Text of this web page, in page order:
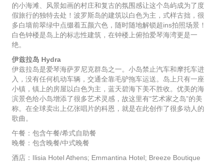
的小海滩、风景如画的村庄和复古的氛围感让这个岛屿成为了度
假旅行的独特去处！波罗斯岛的建筑以白色为主，式样古拙，很
多白墙前翠绿中点缀着五颜六色，随时随地解锁超ins拍照场景！
白色钟楼是岛上的标志性建筑，在钟楼上俯拍爱琴海湾更是一
绝。
伊兹拉岛 Hydra
伊兹拉岛是爱琴海萨罗尼克群岛之一。小岛禁止汽车和摩托车进
入，没有任何机动车辆，交通全靠毛驴拖车运送。岛上只有一座
小镇，镇上的房屋以白色为主，蓝天碧海下美不胜收。优美的海
滨景色给小岛增添了很多艺术灵感，故这里有“艺术家之岛”的美
称。在全球卖出上亿张唱片的科恩，就是在此创作了很多动人的
歌曲。
午餐：包含午餐/希式自助餐
晚餐：包含晚餐/中式晚餐
酒店：Ilisia Hotel Athens; Emmantina Hotel; Breeze Boutique